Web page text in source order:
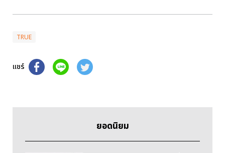
TRUE
แชร์
ยอดนิยม